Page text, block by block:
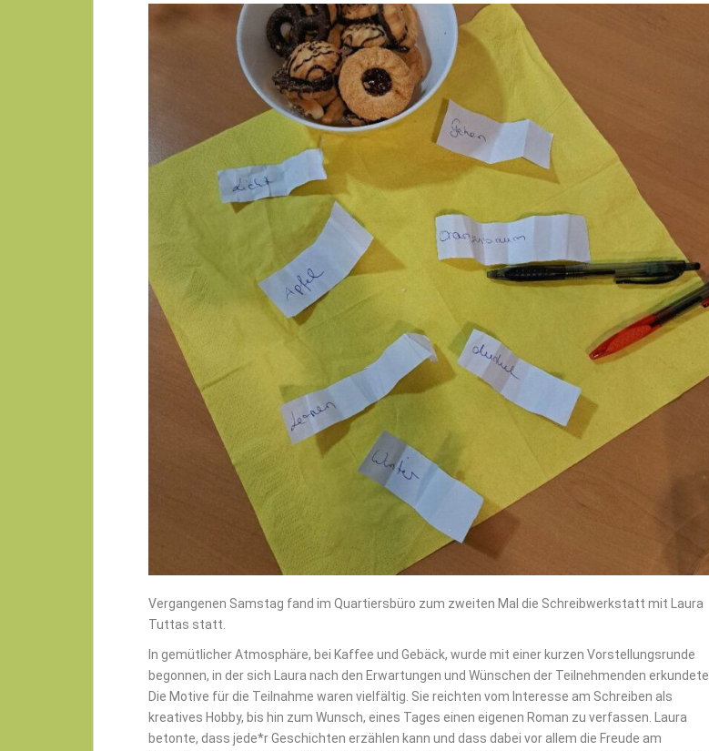
Vergangenen Samstag fand im Quartiersbüro zum zweiten Mal die Schreibwerkstatt mit Laura
Tuttas statt.
In gemütlicher Atmosphäre, bei Kaffee und Gebäck, wurde mit einer kurzen Vorstellungsrunde
begonnen, in der sich Laura nach den Erwartungen und Wünschen der Teilnehmenden erkundete.
Die Motive für die Teilnahme waren vielfältig. Sie reichten vom Interesse am Schreiben als
kreatives Hobby, bis hin zum Wunsch, eines Tages einen eigenen Roman zu verfassen. Laura
betonte, dass jede*r Geschichten erzählen kann und dass dabei vor allem die Freude am